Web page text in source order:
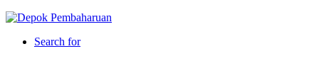
Search for